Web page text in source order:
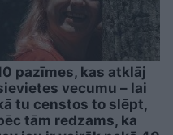
pazīmes, kas atklāj
vecumu – lai
tu censtos to slēpt,
tām redzams, ka